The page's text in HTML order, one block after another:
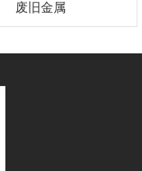
废旧金属